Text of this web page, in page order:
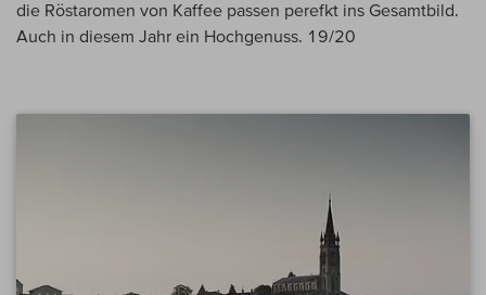
die Röstaromen von Kaffee passen perefkt ins Gesamtbild.
Auch in diesem Jahr ein Hochgenuss. 19/20